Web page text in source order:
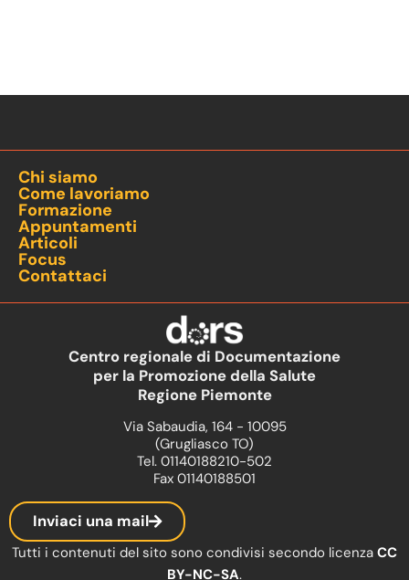
Chi siamo
Come lavoriamo
Formazione
Appuntamenti
Articoli
Focus
Contattaci
Centro regionale di Documentazione
per la Promozione della Salute
Regione Piemonte
Via Sabaudia, 164 - 10095
(Grugliasco TO)
Tel. 01140188210-502
Fax 01140188501
Inviaci una mail
Tutti i contenuti del sito sono condivisi secondo licenza CC
BY-NC-SA.